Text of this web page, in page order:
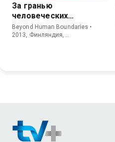
За гранью
человеческих
возможностей
Beyond Human Boundaries •
2013, Финляндия,